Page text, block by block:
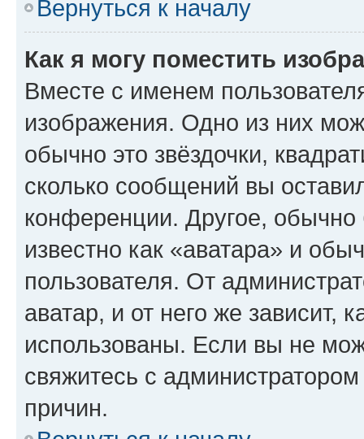
Вернуться к началу
Как я могу поместить
Вместе с именем
изображения. Одно из них
обычно это звёздочки,
сколько сообщений вы
конференции. Другое,
известно как «аватара» и
пользователя. От
аватар, и от него же зависит,
использованы. Если вы не
свяжитесь с
причин.